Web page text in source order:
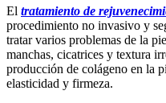
El tratamiento de
procedimiento no invasivo y
tratar varios problemas de la
manchas, cicatrices y textura
producción de colágeno en la
elasticidad y firmeza.